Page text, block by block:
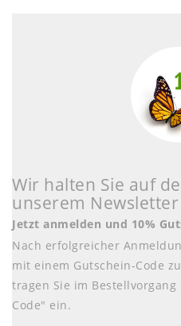
Wir halten Sie auf
unserem Newsletter
Jetzt anmelden und 10%
Nach erfolgreicher
mit einem Gutschein-Code
tragen Sie im
Code" ein.